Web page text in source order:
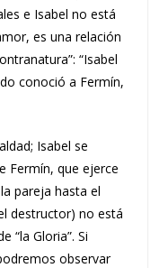
e Isabel no está
es una relación
“Isabel
conoció a Fermín,
Isabel se
Fermín, que ejerce
pareja hasta el
destructor) no está
“la Gloria”. Si
observar